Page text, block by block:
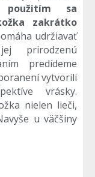
použitím sa
zakrátko
udržiavať
prirodzenú
predídeme
vytvorili
vrásky.
nielen lieči,
u väčšiny